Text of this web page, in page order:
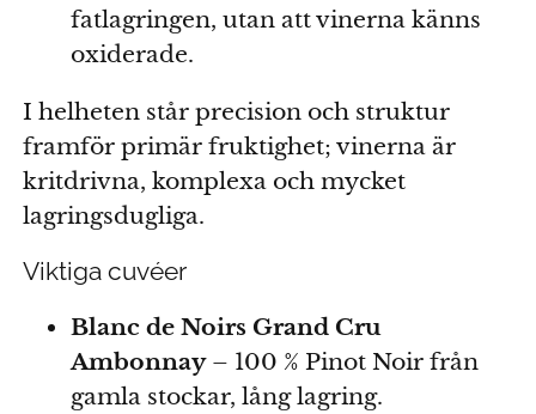
fatlagringen, utan att vinerna känns
oxiderade.
I helheten står precision och struktur
framför primär fruktighet; vinerna är
kritdrivna, komplexa och mycket
lagringsdugliga.
Viktiga cuvéer
Blanc de Noirs Grand Cru
Ambonnay– 100 % Pinot Noir från
gamla stockar, lång lagring.